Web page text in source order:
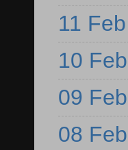
11 Feb
10 Feb
09 Feb
08 Feb